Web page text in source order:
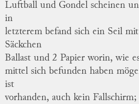
Luftball und Gondel scheinen
in
letzterem befand sich ein Seil
Säckchen
Ballast und 2 Papier worin, wie
mittel sich befunden haben
ist
vorhanden, auch kein Fallschirm;